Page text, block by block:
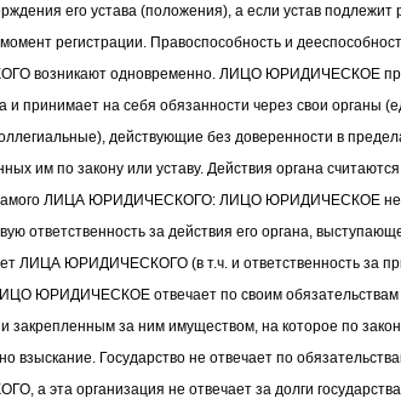
его устава (положения), а если устав подлежит
момент регистрации. Правоспособность и
возникают одновременно. ЛИЦО ЮРИДИЧЕСКОЕ
и принимает на себя обязанности через свои органы
действующие без доверенности в
им по закону или уставу. Действия органа считаются
ЛИЦА ЮРИДИЧЕСКОГО: ЛИЦО ЮРИДИЧЕСКОЕ
ответственность за действия его органа,
ЛИЦА ЮРИДИЧЕСКОГО (в т.ч. и ответственность за
ЮРИДИЧЕСКОЕ отвечает по своим обязательствам
закрепленным за ним имуществом, на которое по
взыскание. Государство не отвечает по
а эта организация не отвечает за долги